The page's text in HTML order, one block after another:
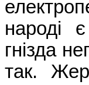
народі
гнізда
так.